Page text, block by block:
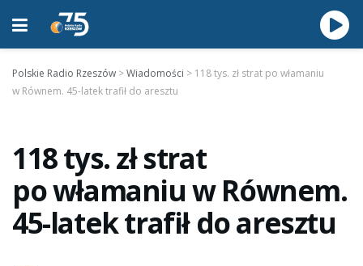
Polskie Radio Rzeszów >Wiadomości > 118 tys. zł strat po włamaniu
w Równem. 45-latek trafił do aresztu
118 tys. zł strat
po włamaniu w Równem.
45-latek trafił do aresztu